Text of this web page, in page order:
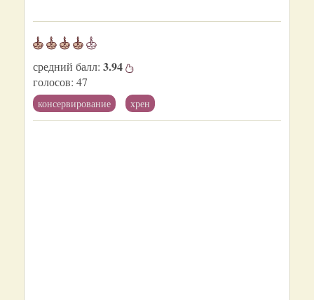
средний балл: 3.94
голосов: 47
консервирование хрен